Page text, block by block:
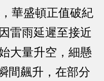
華盛頓正值破紀
雷雨延遲至接近
大量升空，細懸
間飆升，在部分